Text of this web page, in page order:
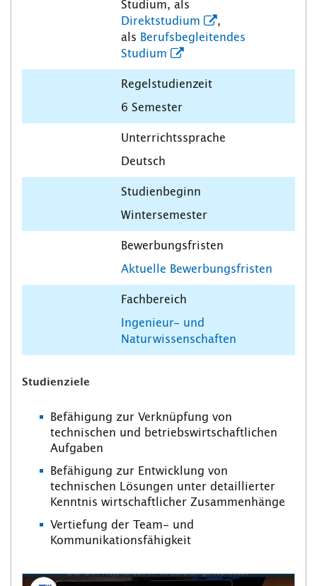
Studium, als
Direktstudium
,
als Berufsbegleitendes
Studium
Regelstudienzeit
6 Semester
Unterrichtssprache
Deutsch
Studienbeginn
Wintersemester
Bewerbungsfristen
Aktuelle Bewerbungsfristen
Fachbereich
Ingenieur- und
Naturwissenschaften
Studienziele
Befähigung zur Verknüpfung von
technischen und betriebswirtschaftlichen
Aufgaben
Befähigung zur Entwicklung von
technischen Lösungen unter detaillierter
Kenntnis wirtschaftlicher Zusammenhänge
Vertiefung der Team- und
Kommunikationsfähigkeit